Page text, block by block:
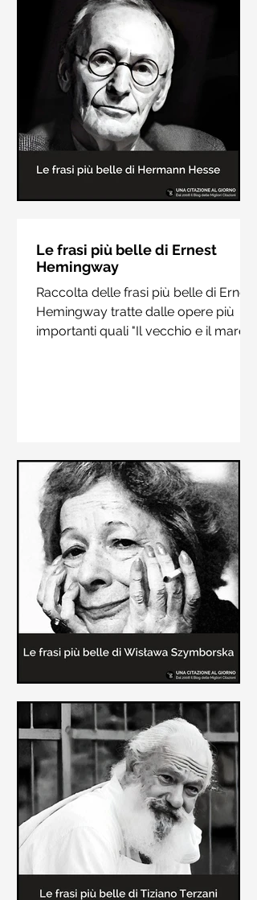
In questa pagina sono raccolte le
frasi più belle di Carl Gustav Jung
tratte dai suoi libri più significativi
come "Libro Rosso"
Hesse
Raccolta delle frasi più belle di
Hermann Hesse estrapolate dai suoi
libri più importanti come "Siddharta",
"Sull'amore" e "Demian"
Le frasi più belle di Ernest
Hemingway
Raccolta delle frasi più belle di Ernest
Hemingway tratte dalle opere più
importanti quali "Il vecchio e il mare",
Le frasi più belle delle poesie di
Wisława Szymborska
In questa pagina sono raccolte le
migliori frasi brevi tratte dalle poesie
di Wisława Szymborska sull'amore e
sulla vita